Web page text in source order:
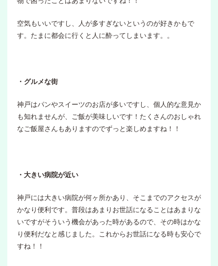
空気もいいですし、人が多すぎないというのが好きかもで
す。たまに都会に行くと人に酔ってしまいます。。
・グルメな街
神戸はパンやスイーツのお店が多いですし、個人的な意見か
も知れませんが、ご飯が美味しいです！たくさんのおしゃれ
なご飯屋さんもありますのでずっと楽しめますね！！
・大きい病院が近い
神戸には大きい病院が何ヶ所かあり、そこまでのアクセスが
かなり便利です。普段はあまりお世話になることはあまりな
いですがそういう機会があった時があるので、その時はかな
り便利だなと感じました。これからお世話になる時も安心で
すね！！